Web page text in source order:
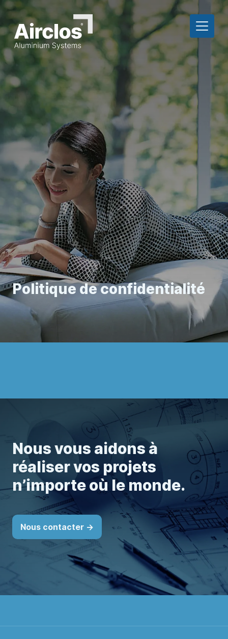
Politique de confidentialité
Nous vous aidons à
réaliser vos projets
n’importe où le monde.
Nous contacter ->